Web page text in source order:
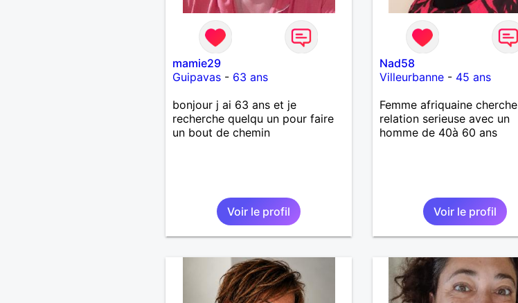
mamie29
Guipavas- 63 ans
bonjour j ai 63 ans et je
recherche quelqu un pour faire
un bout de chemin
Voir le profil
Nad58
Villeurbanne- 45 ans
Femme afriquaine cherche
relation serieuse avec un
homme de 40à 60 ans
Voir le profil